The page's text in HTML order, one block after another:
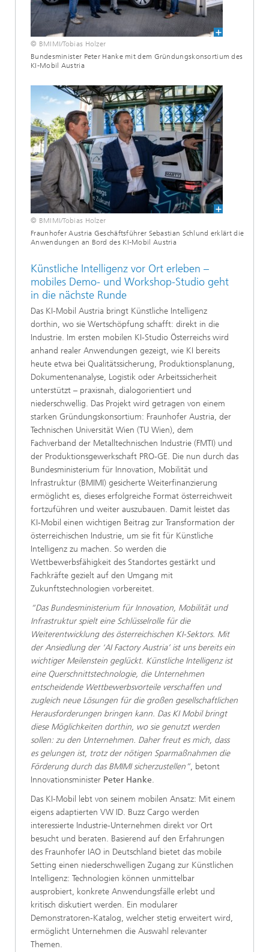
© BMIMI/Tobias Holzer
Bundesminister Peter Hanke mit dem Gründungskonsortium des
KI-Mobil Austria
© BMIMI/Tobias Holzer
Fraunhofer Austria Geschäftsführer Sebastian Schlund erklärt die
Anwendungen an Bord des KI-Mobil Austria
Künstliche Intelligenz vor Ort erleben –
mobiles Demo- und Workshop-Studio geht
in die nächste Runde
Das KI-Mobil Austria bringt Künstliche Intelligenz
dorthin, wo sie Wertschöpfung schafft: direkt in die
Industrie. Im ersten mobilen KI-Studio Österreichs wird
anhand realer Anwendungen gezeigt, wie KI bereits
heute etwa bei Qualitätssicherung, Produktionsplanung,
Dokumentenanalyse, Logistik oder Arbeitssicherheit
unterstützt – praxisnah, dialogorientiert und
niederschwellig. Das Projekt wird getragen von einem
starken Gründungskonsortium: Fraunhofer Austria, der
Technischen Universität Wien (TU Wien), dem
Fachverband der Metalltechnischen Industrie (FMTI) und
der Produktionsgewerkschaft PRO-GE. Die nun durch das
Bundesministerium für Innovation, Mobilität und
Infrastruktur (BMIMI) gesicherte Weiterfinanzierung
ermöglicht es, dieses erfolgreiche Format österreichweit
fortzuführen und weiter auszubauen. Damit leistet das
KI-Mobil einen wichtigen Beitrag zur Transformation der
österreichischen Industrie, um sie fit für Künstliche
Intelligenz zu machen. So werden die
Wettbewerbsfähigkeit des Standortes gestärkt und
Fachkräfte gezielt auf den Umgang mit
Zukunftstechnologien vorbereitet.
“Das Bundesministerium für Innovation, Mobilität und
Infrastruktur spielt eine Schlüsselrolle für die
Weiterentwicklung des österreichischen KI-Sektors. Mit
der Ansiedlung der ‘AI Factory Austria’ ist uns bereits ein
wichtiger Meilenstein geglückt. Künstliche Intelligenz ist
eine Querschnittstechnologie, die Unternehmen
entscheidende Wettbewerbsvorteile verschaffen und
zugleich neue Lösungen für die großen gesellschaftlichen
Herausforderungen bringen kann. Das KI Mobil bringt
diese Möglichkeiten dorthin, wo sie genutzt werden
sollen: zu den Unternehmen. Daher freut es mich, dass
es gelungen ist, trotz der nötigen Sparmaßnahmen die
Förderung durch das BMIMI sicherzustellen”, betont
Innovationsminister Peter Hanke.
Das KI-Mobil lebt von seinem mobilen Ansatz: Mit einem
eigens adaptierten VW ID. Buzz Cargo werden
interessierte Industrie-Unternehmen direkt vor Ort
besucht und beraten. Basierend auf den Erfahrungen
des Fraunhofer IAO in Deutschland bietet das mobile
Setting einen niederschwelligen Zugang zur Künstlichen
Intelligenz: Technologien können unmittelbar
ausprobiert, konkrete Anwendungsfälle erlebt und
kritisch diskutiert werden. Ein modularer
Demonstratoren-Katalog, welcher stetig erweitert wird,
ermöglicht Unternehmen die Auswahl relevanter
Themen.